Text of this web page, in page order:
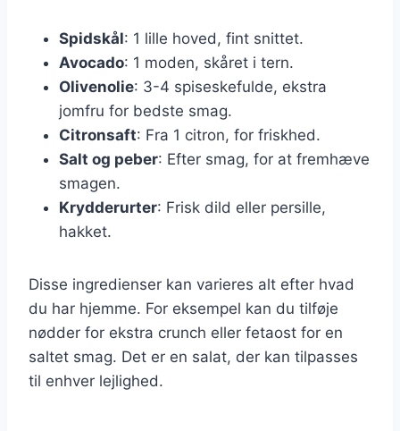
Spidskål: 1 lille hoved, fint snittet.
Avocado: 1 moden, skåret i tern.
Olivenolie: 3-4 spiseskefulde, ekstra
jomfru for bedste smag.
Citronsaft: Fra 1 citron, for friskhed.
Salt og peber: Efter smag, for at fremhæve
smagen.
Krydderurter: Frisk dild eller persille,
hakket.
Disse ingredienser kan varieres alt efter hvad
du har hjemme. For eksempel kan du tilføje
nødder for ekstra crunch eller fetaost for en
saltet smag. Det er en salat, der kan tilpasses
til enhver lejlighed.